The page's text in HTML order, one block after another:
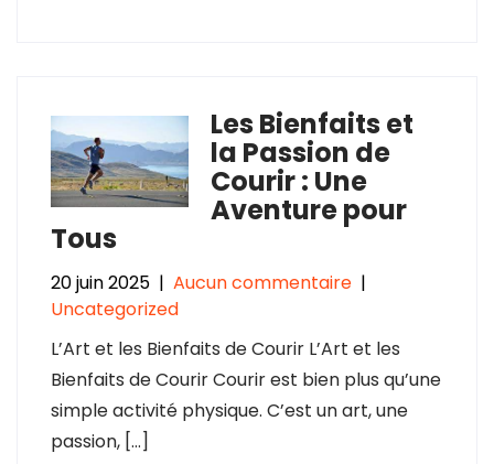
Les Bienfaits et
la Passion de
Courir : Une
Aventure pour
Tous
20 juin 2025 | Aucun commentaire |
Uncategorized
L’Art et les Bienfaits de Courir L’Art et les
Bienfaits de Courir Courir est bien plus qu’une
simple activité physique. C’est un art, une
passion, […]